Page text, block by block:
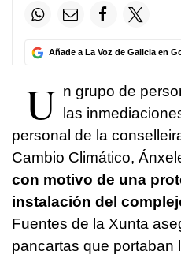
Añade a La Voz de Galicia en
U n grupo de
las
personal de la
Cambio Climático,
con motivo de una
instalación del
Fuentes de la Xunta
pancartas que portaban